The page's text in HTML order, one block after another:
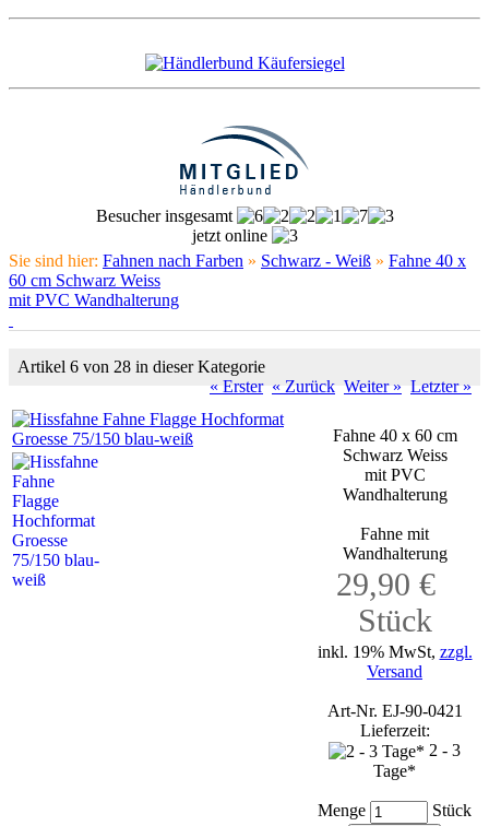
Besucher insgesamt
jetzt online
Sie sind hier: Fahnen nach Farben » Schwarz - Weiß » Fahne 40 x
60 cm Schwarz Weiss
mit PVC Wandhalterung
Artikel 6 von 28 in dieser Kategorie
« Erster « Zurück Weiter » Letzter »
Fahne 40 x 60 cm
Schwarz Weiss
mit PVC
Wandhalterung
Fahne mit
Wandhalterung
29,90 €
Stück
inkl. 19% MwSt, zzgl.
Versand
Art-Nr. EJ-90-0421
Lieferzeit:
2 - 3
Tage*
Menge Stück